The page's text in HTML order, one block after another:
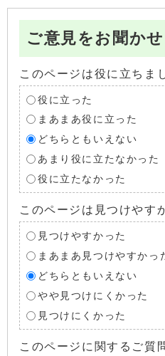
ご意見をお聞か
このページは役に立ちま
役に立った
まあまあ役に立った
どちらともいえない
あまり役に立たなかった
役に立たなかった
このページは見つけやす
見つけやすかった
まあまあ見つけやすかっ
どちらともいえない
やや見つけにくかった
見つけにくかった
このページに関するご質